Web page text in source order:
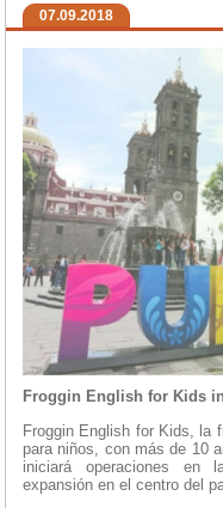
07.09.2018
Froggin English for Kids
Froggin English for Kids, la
para niños, con más de 10
iniciará operaciones en
expansión en el centro del